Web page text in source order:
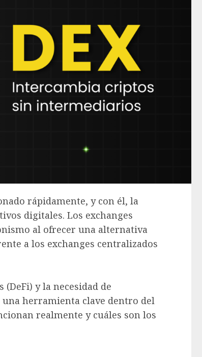
rápidamente, y con él, la
digitales. Los exchanges
al ofrecer una alternativa
a los exchanges centralizados
(DeFi) y la necesidad de
una herramienta clave dentro del
realmente y cuáles son los